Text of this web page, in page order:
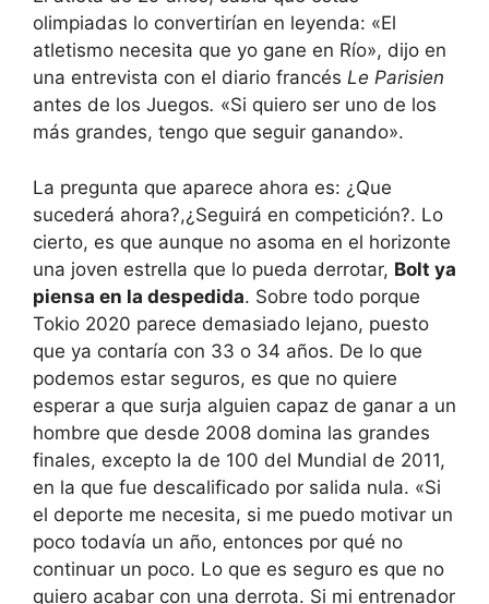
olimpiadas lo convertirían en leyenda: «El
atletismo necesita que yo gane en Río», dijo en
una entrevista con el diario francés Le Parisien
antes de los Juegos. «Si quiero ser uno de los
más grandes, tengo que seguir ganando».
La pregunta que aparece ahora es: ¿Que
sucederá ahora?,¿Seguirá en competición?. Lo
cierto, es que aunque no asoma en el horizonte
una joven estrella que lo pueda derrotar, Bolt ya
piensa en la despedida. Sobre todo porque
Tokio 2020 parece demasiado lejano, puesto
que ya contaría con 33 o 34 años. De lo que
podemos estar seguros, es que no quiere
esperar a que surja alguien capaz de ganar a un
hombre que desde 2008 domina las grandes
finales, excepto la de 100 del Mundial de 2011,
en la que fue descalificado por salida nula. «Si
el deporte me necesita, si me puedo motivar un
poco todavía un año, entonces por qué no
continuar un poco. Lo que es seguro es que no
quiero acabar con una derrota. Si mi entrenador